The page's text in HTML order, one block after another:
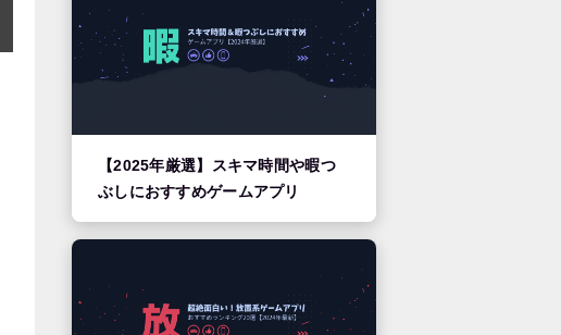
【2025年厳選】スキマ時間や暇つ
ぶしにおすすめゲームアプリ